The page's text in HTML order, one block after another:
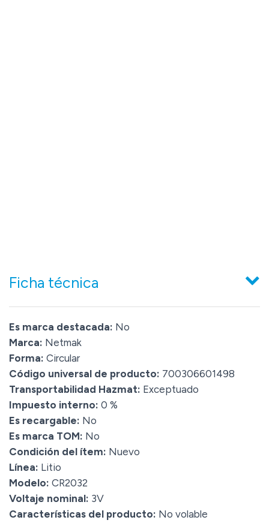
Ficha técnica
Es marca destacada: No
Marca: Netmak
Forma: Circular
Código universal de producto: 700306601498
Transportabilidad Hazmat: Exceptuado
Impuesto interno: 0 %
Es recargable: No
Es marca TOM: No
Condición del ítem: Nuevo
Línea: Litio
Modelo: CR2032
Voltaje nominal: 3V
Características del producto: No volable